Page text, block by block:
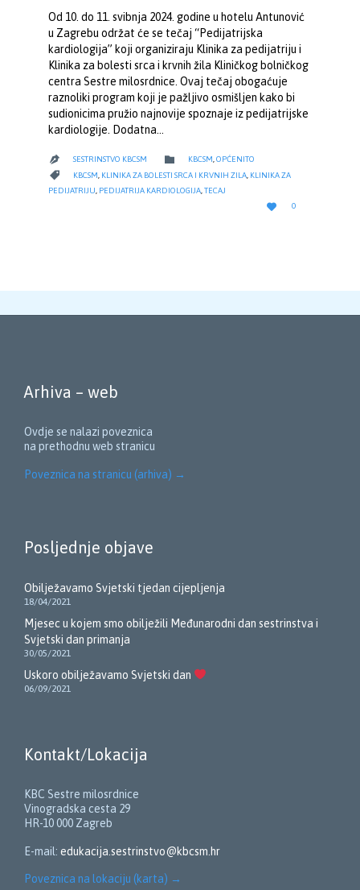
Od 10. do 11. svibnja 2024. godine u hotelu Antunović
u Zagrebu održat će se tečaj “Pedijatrijska
kardiologija” koji organiziraju Klinika za pedijatriju i
Klinika za bolesti srca i krvnih žila Kliničkog bolničkog
centra Sestre milosrdnice. Ovaj tečaj obogaćuje
raznoliki program koji je pažljivo osmišljen kako bi
sudionicima pružio najnovije spoznaje iz pedijatrijske
kardiologije. Dodatna…
 SESTRINSTVO KBCSM  CATEGORY
KBCSM OPĆENITO
 CATEGORY
KBCSM KLINIKA ZA BOLESTI SRCA I KRVNIH ZILA KLINIKA ZA
PEDIJATRIJU PEDIJATRIJA KARDIOLOGIJA TECAJ

LOVE
IT
0
Arhiva – web
Ovdje se nalazi poveznica
na prethodnu web stranicu
Poveznica na stranicu (arhiva) →
Posljednje objave
Obilježavamo Svjetski tjedan cijepljenja
18/04/2021
Mjesec u kojem smo obilježili Međunarodni dan sestrinstva i
Svjetski dan primanja
30/05/2021
Uskoro obilježavamo Svjetski dan
06/09/2021
Kontakt/Lokacija
KBC Sestre milosrdnice
Vinogradska cesta 29
HR-10 000 Zagreb
E-mail: edukacija.sestrinstvo@kbcsm.hr
Poveznica na lokaciju (karta) →